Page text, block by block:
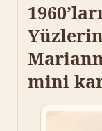
mini